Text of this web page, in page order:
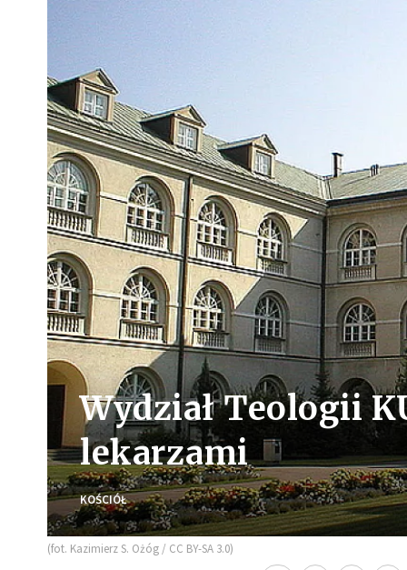
Wydział Teologii
lekarzami
KOŚCIÓŁ
(fot. Kazimierz S. Ożóg / CC BY-SA 3.0)